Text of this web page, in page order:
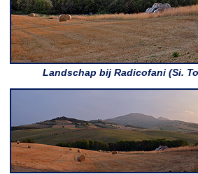
Landschap bij Radicofani (Si.